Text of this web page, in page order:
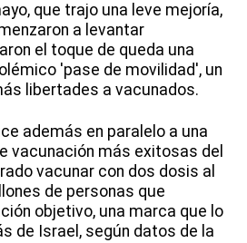
que trajo una leve mejoría,
a levantar
el toque de queda una
'pase de movilidad', un
libertades a vacunados.
además en paralelo a una
vacunación más exitosas del
vacunar con dos dosis al
de personas que
objetivo, una marca que lo
de Israel, según datos de la